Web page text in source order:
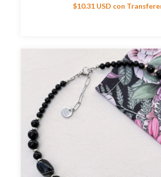
$10.31 USD con